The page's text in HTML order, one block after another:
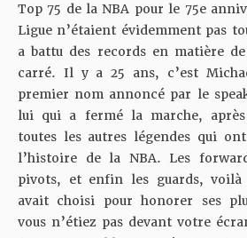
Top 75 de la NBA pour le 75e
Ligue n’étaient évidemment pas
a battu des records en matière
carré. Il y a 25 ans, c’est
premier nom annoncé par le
lui qui a fermé la marche,
toutes les autres légendes qui
l’histoire de la NBA. Les
pivots, et enfin les guards, voilà
avait choisi pour honorer ses
vous n’étiez pas devant votre